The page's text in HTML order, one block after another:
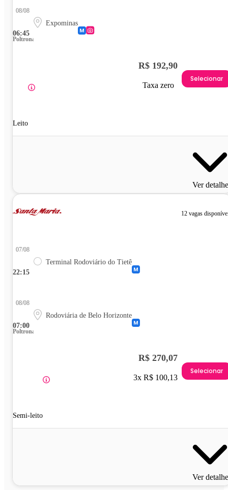
06:45
08/08
Expominas
Poltrona
Leito
R$ 192,90
Taxa zero
Selecionar
Ver
12 vagas
22:15
07/08
Terminal Rodoviário do Tietê
07:00
08/08
Rodoviária de Belo Horizonte
Poltrona
Semi-leito
R$ 270,07
3x R$ 100,13
Selecionar
Ver